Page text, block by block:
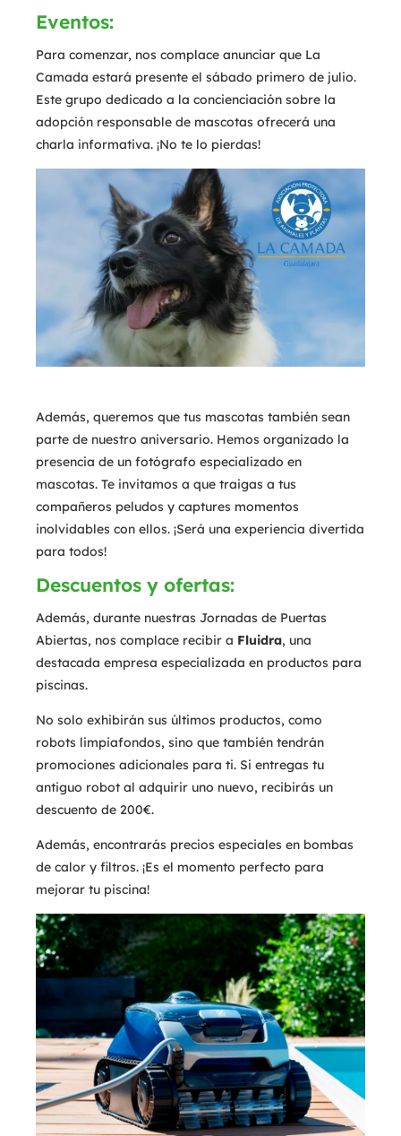
Eventos:
Para comenzar, nos complace anunciar que La
Camada estará presente el sábado primero de julio.
Este grupo dedicado a la concienciación sobre la
adopción responsable de mascotas ofrecerá una
charla informativa. ¡No te lo pierdas!
Además, queremos que tus mascotas también sean
parte de nuestro aniversario. Hemos organizado la
presencia de un fotógrafo especializado en
mascotas. Te invitamos a que traigas a tus
compañeros peludos y captures momentos
inolvidables con ellos. ¡Será una experiencia divertida
para todos!
Descuentos y ofertas:
Además, durante nuestras Jornadas de Puertas
Abiertas, nos complace recibir a Fluidra, una
destacada empresa especializada en productos para
piscinas.
No solo exhibirán sus últimos productos, como
robots limpiafondos, sino que también tendrán
promociones adicionales para ti. Si entregas tu
antiguo robot al adquirir uno nuevo, recibirás un
descuento de 200€.
Además, encontrarás precios especiales en bombas
de calor y filtros. ¡Es el momento perfecto para
mejorar tu piscina!